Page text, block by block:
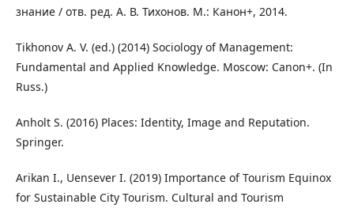
знание / отв. ред. А. В. Тихонов. М.: Канон+, 2014.
Tikhonov A. V. (ed.) (2014) Sociology of Management:
Fundamental and Applied Knowledge. Moscow: Canon+. (In
Russ.)
Anholt S. (2016) Places: Identity, Image and Reputation.
Springer.
Arikan I., Uensever I. (2019) Importance of Tourism Equinox
for Sustainable City Tourism. Cultural and Tourism